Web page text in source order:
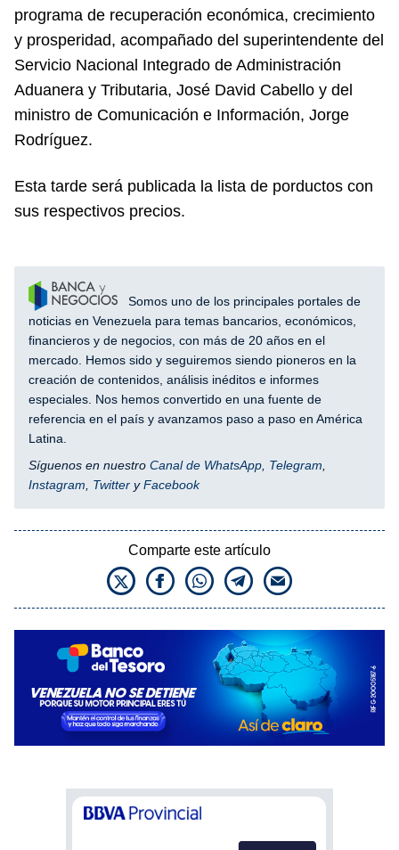
programa de recuperación económica, crecimiento
y prosperidad, acompañado del superintendente del
Servicio Nacional Integrado de Administración
Aduanera y Tributaria, José David Cabello y del
ministro de Comunicación e Información, Jorge
Rodríguez.
Esta tarde será publicada la lista de porductos con
sus respectivos precios.
Somos uno de los principales portales de
noticias en Venezuela para temas bancarios, económicos,
financieros y de negocios, con más de 20 años en el
mercado. Hemos sido y seguiremos siendo pioneros en la
creación de contenidos, análisis inéditos e informes
especiales. Nos hemos convertido en una fuente de
referencia en el país y avanzamos paso a paso en América
Latina.
Síguenos en nuestro Canal de WhatsApp Telegram
Instagram
Twitter yFacebook
Comparte este artículo